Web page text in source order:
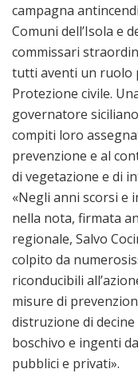
campagna
Comuni dell’Isola e
commissari
tutti aventi un ruolo
Protezione civile.
governatore
compiti loro
prevenzione e al
di vegetazione e di
«Negli anni scorsi e
nella nota, firmata
regionale, Salvo
colpito da
riconducibili
misure di
distruzione di
boschivo e ingenti
pubblici e privati».